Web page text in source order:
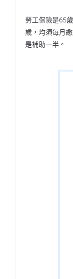
勞工保險是65
歲，均須每月
是補助一半。